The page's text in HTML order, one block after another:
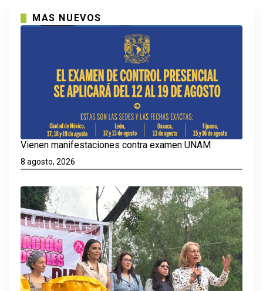
MAS NUEVOS
Vienen manifestaciones contra examen UNAM
8 agosto, 2026